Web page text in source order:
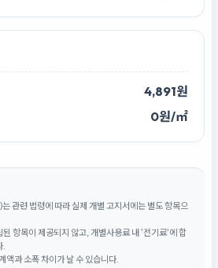
4,891원
0원/㎡
관련 법령에 따라 실제 개별 고지서에는 별도 항목으
된 항목이 제공되지 않고, 개별사용료 내 '전기료'에 합
.
액과 소폭 차이가 날 수 있습니다.